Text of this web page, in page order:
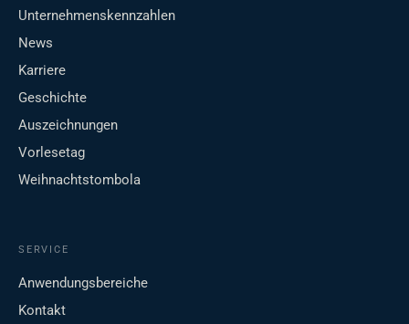
Unternehmenskennzahlen
News
Karriere
Geschichte
Auszeichnungen
Vorlesetag
Weihnachtstombola
SERVICE
Anwendungsbereiche
Kontakt